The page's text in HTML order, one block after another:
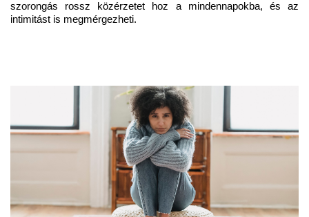
szorongás rossz közérzetet hoz a mindennapokba, és az
intimitást is megmérgezheti.